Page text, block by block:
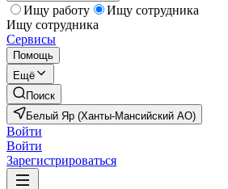
Ищу работу
Ищу сотрудника
Ищу сотрудника
Сервисы
Помощь
Ещё
Поиск
Белый Яр (Ханты-Мансийский АО)
Войти
Войти
Зарегистрироваться